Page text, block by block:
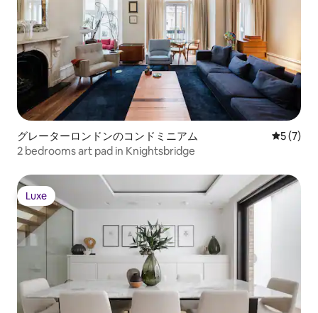
グレーターロンドンのコンドミニアム レビュー
5 (7)
2 bedrooms art pad in Knightsbridge
Luxe
Luxe